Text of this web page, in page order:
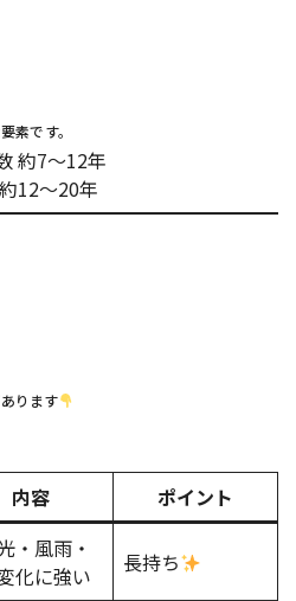
素です。
約7〜12年
12〜20年
ります
内容 ポイント
・風雨・
化に強い
長持ち